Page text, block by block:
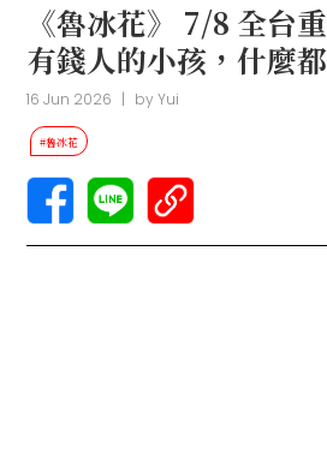
《魯冰花》 7/8 全台
有錢人的小孩，什麼
16 Jun 2026 | byYui
#魯冰花